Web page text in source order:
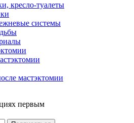
кресло-туалеты
системы
мастэктомии
первым